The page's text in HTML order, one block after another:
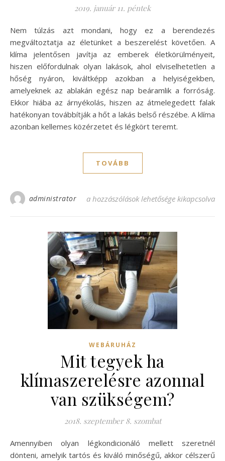
2019. január 11. péntek
Nem túlzás azt mondani, hogy ez a berendezés
megváltoztatja az életünket a beszerelést követően. A
klíma jelentősen javítja az emberek életkörülményeit,
hiszen előfordulnak olyan lakások, ahol elviselhetetlen a
hőség nyáron, kiváltképp azokban a helyiségekben,
amelyeknek az ablakán egész nap beáramlik a forróság.
Ekkor hiába az árnyékolás, hiszen az átmelegedett falak
hatékonyan továbbítják a hőt a lakás belső részébe. A klíma
azonban kellemes közérzetet és légkört teremt.
TOVÁBB
administrator Manapság nélkülözhetetlen a klíma
a hozzászólások lehetősége kikapcsolva
WEBÁRUHÁZ
Mit tegyek ha
klímaszerelésre azonnal
van szükségem?
2018. szeptember 8. szombat
Amennyiben olyan légkondicionáló mellett szeretnél
dönteni, amelyik tartós és kiváló minőségű, akkor célszerű